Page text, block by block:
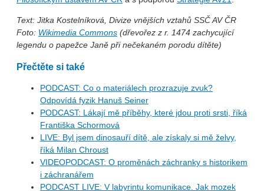
Text: Jitka Kostelníková, Divize vnějších vztahů SSČ AV ČR
Foto: Wikimedia Commons (dřevořez z r. 1474 zachycující
legendu o papežce Janě při nečekaném porodu dítěte)
Přečtěte si také
PODCAST: Co o materiálech prozrazuje zvuk?
Odpovídá fyzik Hanuš Seiner
PODCAST: Lákají mě příběhy, které jdou proti srsti, říká
Františka Schormová
LIVE: Byl jsem dinosauří dítě, ale získaly si mě želvy,
říká Milan Chroust
VIDEOPODCAST: O proměnách záchranky s historikem
i záchranářem
PODCAST LIVE: V labyrintu komunikace. Jak mozek